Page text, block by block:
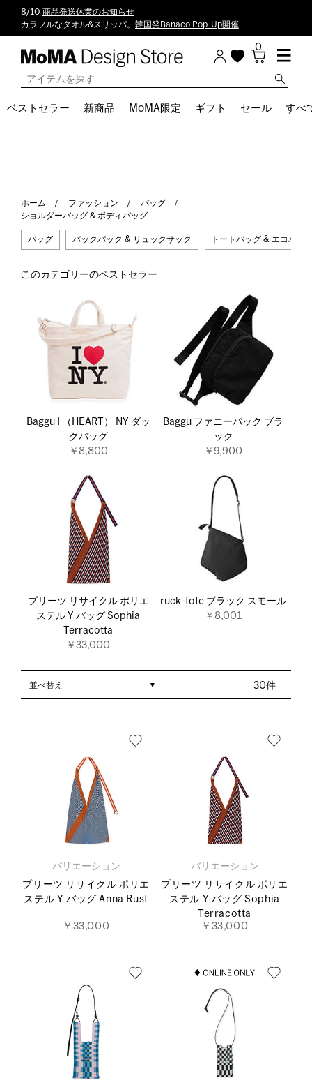
8/10 商品発送休業のお知らせ
カラフルなタオル&スリッパ。 韓国発Banaco Pop-Up開催
0
ベストセラー 新商品 MoMA限定 ギフト セール すべ
ホーム ファッション
バッグ
ショルダーバッグ & ボディバッグ
バッグ バックパック & リュックサック トートバッグ & エコバッ
このカテゴリーのベストセラー
Baggu I （HEART） NY ダッ
クバッグ
￥8,800
Baggu ファニーパック ブラ
ック
￥9,900
プリーツ リサイクル ポリエ
ステル Y バッグ Sophia
Terracotta
￥33,000
ruck-tote ブラック スモール
￥8,001
30件
並べ替え
バリエーション
プリーツ リサイクル ポリエ
ステル Y バッグ Anna Rust
￥33,000
バリエーション
プリーツ リサイクル ポリエ
ステル Y バッグ Sophia
Terracotta
￥33,000